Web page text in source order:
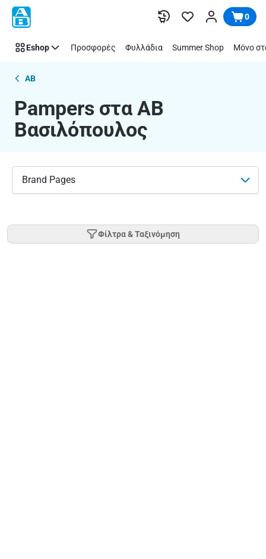
Παράλειψη
Pampers
στα
0
Eshop Προσφορές Φυλλάδια Summer Shop Μόνο
AB
Pampers στα ΑΒ
Βασιλόπουλος
Brand Pages
Φίλτρα & Ταξινόμηση